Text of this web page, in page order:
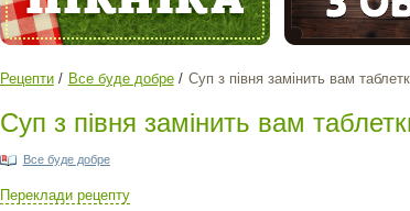
Рецепти Все буде добре Суп з півня замінить вам
Суп з півня замінить вам
Все буде добре
Переклади рецепту